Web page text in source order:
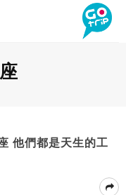
他們都是天生的工